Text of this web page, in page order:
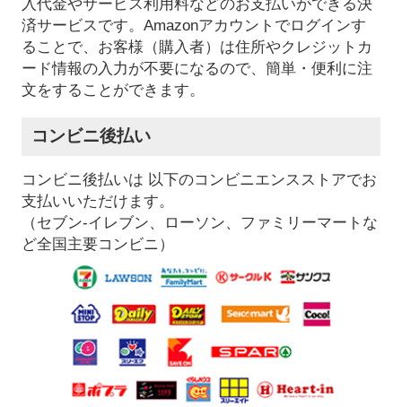
入代金やサービス利用料などのお支払いができる決
済サービスです。Amazonアカウントでログインす
ることで、お客様（購入者）は住所やクレジットカ
ード情報の入力が不要になるので、簡単・便利に注
文をすることができます。
コンビニ後払い
コンビニ後払いは 以下のコンビニエンスストアでお
支払いいただけます。
（セブン-イレブン、ローソン、ファミリーマートな
ど全国主要コンビニ）